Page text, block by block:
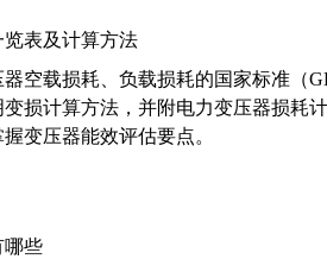
表及计算方法
空载损耗、负载损耗的国家标准（
损计算方法，并附电力变压器损耗
变压器能效评估要点。
哪些